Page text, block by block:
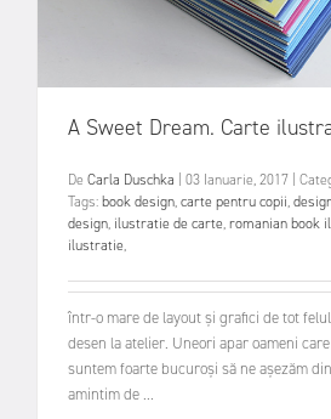
A Sweet Dream. Carte
De Carla Duschka 03 Ianuarie, 2017
Tags:book design,carte pentru copii,
design, ilustratie de carte,romanian book
ilustratie,
într-o mare de layout și grafici de tot
desen la atelier. Uneori apar oameni
suntem foarte bucuroși să ne așezăm
amintim de ...